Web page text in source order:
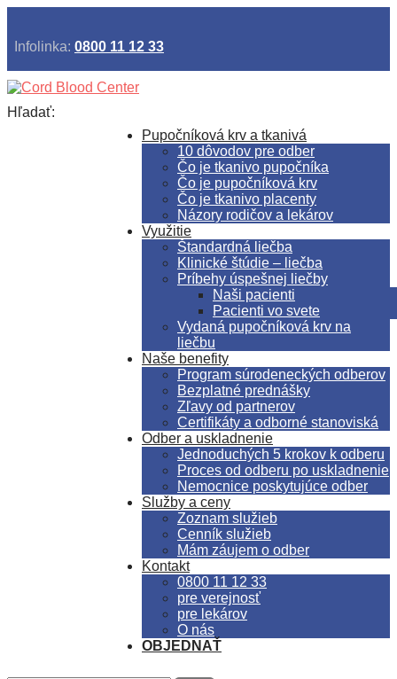
Infolinka: 0800 11 12 33
Pupočníková krv a tkanivá
10 dôvodov pre odber
Čo je tkanivo pupočníka
Čo je pupočníková krv
Čo je tkanivo placenty
Názory rodičov a lekárov
Využitie
Štandardná liečba
Klinické štúdie – liečba
Príbehy úspešnej liečby
Naši pacienti
Pacienti vo svete
Vydaná pupočníková krv na
liečbu
Naše benefity
Program súrodeneckých odberov
Bezplatné prednášky
Zľavy od partnerov
Certifikáty a odborné stanoviská
Odber a uskladnenie
Jednoduchých 5 krokov k odberu
Proces od odberu po uskladnenie
Nemocnice poskytujúce odber
Služby a ceny
Zoznam služieb
Cenník služieb
Mám záujem o odber
Kontakt
0800 11 12 33
pre verejnosť
pre lekárov
O nás
OBJEDNAŤ
Hľadať: